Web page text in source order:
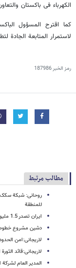
الکهرباء فی باکستان
کما اقترح المسؤول
لاستمرار المتابعة الجادة
رمز الخبر187986
مطالب مرتبط
روحانی: شبکة سکک
للمنطقة
ایران تصدر 1.5 ملیون برمیل من السوائل الغازیة لحقل 12 من حقول بارس الجنوبیة
دشین مشروع خطوط
لاریجانی:امن
لاریجانی:قائد
المدیر العام